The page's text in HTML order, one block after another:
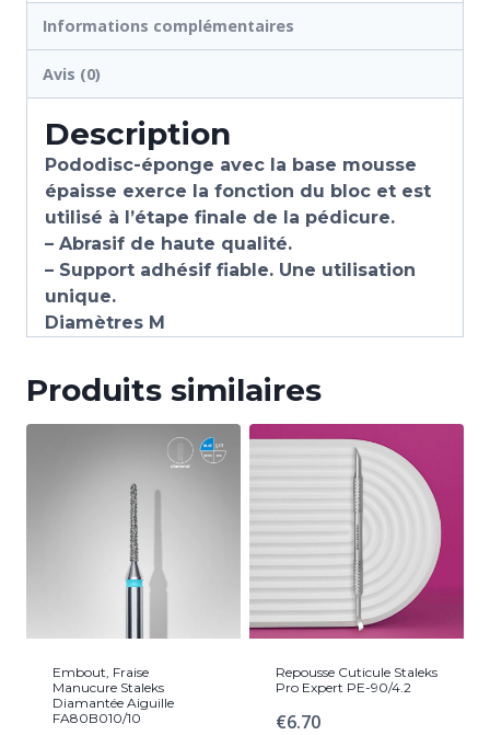
Informations complémentaires
Avis (0)
Description
Pododisc-éponge avec la base mousse
épaisse exerce la fonction du bloc et est
utilisé à l’étape finale de la pédicure.
– Abrasif de haute qualité.
– Support adhésif fiable. Une utilisation
unique.
Diamètres M
Produits similaires
Embout, Fraise
Manucure Staleks
Diamantée Aiguille
FA80B010/10
Repousse Cuticule Staleks
Pro Expert PE-90/4.2
€6.70